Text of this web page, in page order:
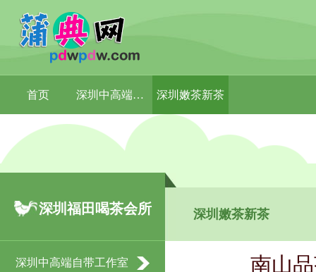
首页 深圳中高端自带工作室 深圳嫩茶新茶
深圳福田喝茶会所 深圳嫩茶新茶
深圳中高端自带工作室 南山